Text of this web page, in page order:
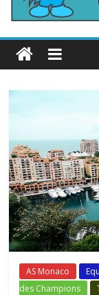
AS Monaco
des Champions